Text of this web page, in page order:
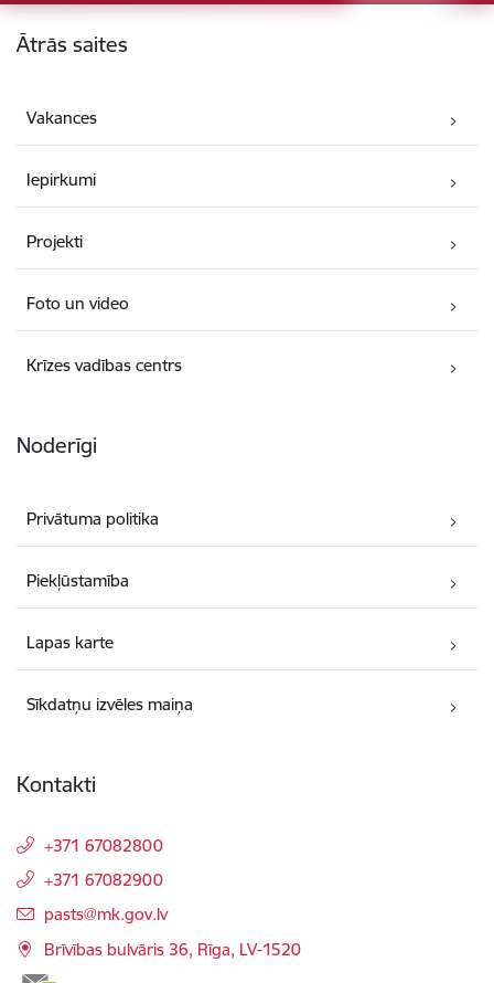
Kājene
Ātrās saites
Vakances
Iepirkumi
Projekti
Foto un video
Krīzes vadības centrs
Noderīgi
Privātuma politika
Piekļūstamība
Lapas karte
Sīkdatņu izvēles maiņa
Kontakti
+371 67082800
+371 67082900
E-pasts:
pasts@mk.gov.lv
Brīvības bulvāris 36, Rīga, LV-1520